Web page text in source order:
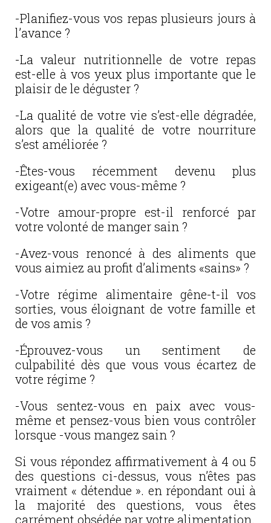
-Planifiez-vous vos repas plusieurs jours à
l’avance ?
-La valeur nutritionnelle de votre repas
est-elle à vos yeux plus importante que le
plaisir de le déguster ?
-La qualité de votre vie s’est-elle dégradée,
alors que la qualité de votre nourriture
s’est améliorée ?
-Êtes-vous récemment devenu plus
exigeant(e) avec vous-même ?
-Votre amour-propre est-il renforcé par
votre volonté de manger sain ?
-Avez-vous renoncé à des aliments que
vous aimiez au profit d’aliments «sains» ?
-Votre régime alimentaire gêne-t-il vos
sorties, vous éloignant de votre famille et
de vos amis ?
-Éprouvez-vous un sentiment de
culpabilité dès que vous vous écartez de
votre régime ?
-Vous sentez-vous en paix avec vous-
même et pensez-vous bien vous contrôler
lorsque -vous mangez sain ?
Si vous répondez affirmativement à 4 ou 5
des questions ci-dessus, vous n’êtes pas
vraiment « détendue ». en répondant oui à
la majorité des questions, vous êtes
carrément obsédée par votre alimentation.